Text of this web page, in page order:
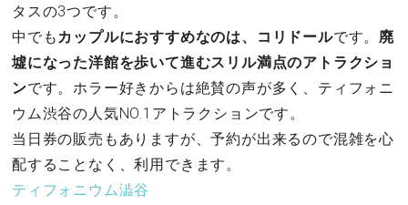
タスの3つです。
中でも カップルにおすすめなのは、コリドールです。 廃
墟になった洋館を歩いて進むスリル満点のアトラクショ
ンです。ホラー好きからは絶賛の声が多く、ティフォニ
ウム渋谷の人気NO.1アトラクションです。
当日券の販売もありますが、予約が出来るので混雑を心
配することなく、利用できます。
ティフォニウム澁谷